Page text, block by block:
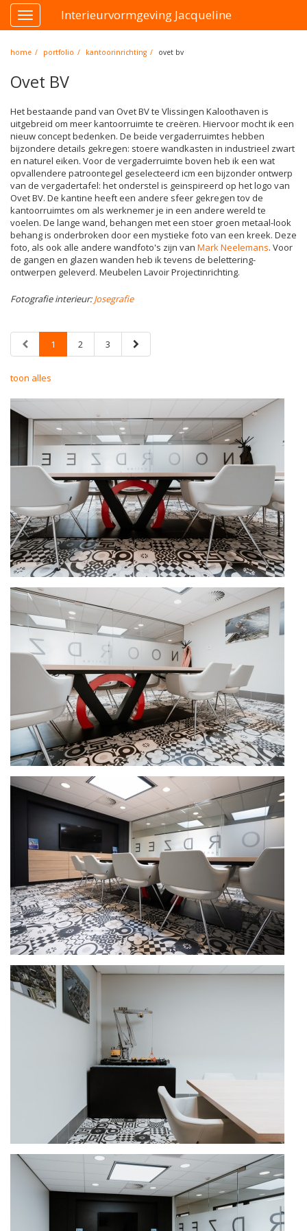
Toggle
navigation
Interieurvormgeving Jacqueline
home portfolio kantoorinrichting ovet bv
Ovet BV
Het bestaande pand van Ovet BV te Vlissingen Kaloothaven is
uitgebreid om meer kantoorruimte te creëren. Hiervoor mocht ik een
nieuw concept bedenken. De beide vergaderruimtes hebben
bijzondere details gekregen: stoere wandkasten in industrieel zwart
en naturel eiken. Voor de vergaderruimte boven heb ik een wat
opvallendere patroontegel geselecteerd icm een bijzonder ontwerp
van de vergadertafel: het onderstel is geinspireerd op het logo van
Ovet BV. De kantine heeft een andere sfeer gekregen tov de
kantoorruimtes om als werknemer je in een andere wereld te
voelen. De lange wand, behangen met een stoer groen metaal-look
behang is onderbroken door een mystieke foto van een kreek. Deze
foto, als ook alle andere wandfoto's zijn van Mark Neelemans. Voor
de gangen en glazen wanden heb ik tevens de belettering-
ontwerpen geleverd. Meubelen Lavoir Projectinrichting.
Fotografie interieur:Josegrafie
1 2 3
toon alles